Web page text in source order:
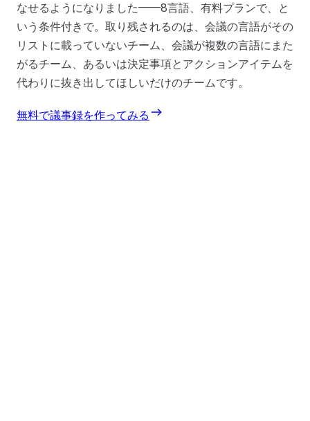
なせるようになりました——8言語、有料プランで、と
いう条件付きで。取り残されるのは、会議の言語がその
リストに載っていないチーム、会議が複数の言語にまた
がるチーム、あるいは決定事項とアクションアイテムを
代わりに抜き出してほしいだけのチームです。
無料で議事録を作ってみる